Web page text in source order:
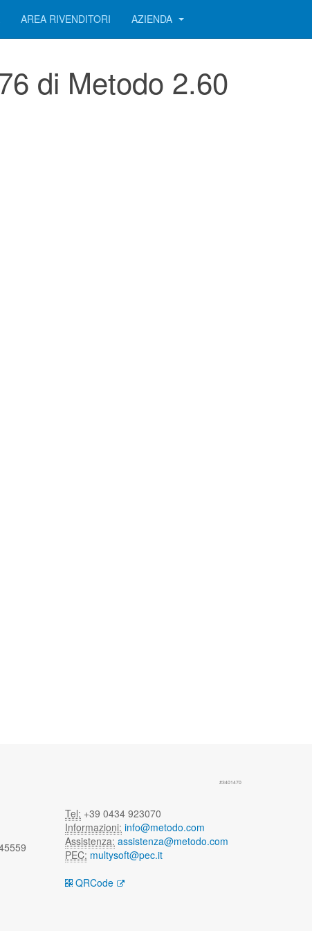
AREA RIVENDITORI AZIENDA
di Metodo 2.60
#3401470
Tel: +39 0434 923070
Informazioni: info@metodo.com
Assistenza: assistenza@metodo.com
PEC: multysoft@pec.it
QRCode